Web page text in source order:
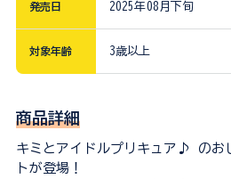
発売日 2025年08月下旬
対象年齢 3歳以上
商品詳細
キミとアイドルプリキュア♪ のお
トが登場！